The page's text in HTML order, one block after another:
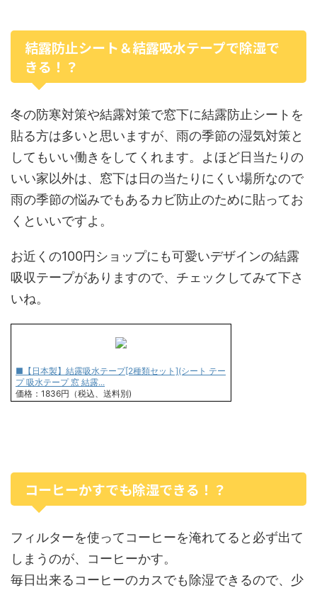
結露防止シート＆結露吸水テープで除湿で
きる！？
冬の防寒対策や結露対策で窓下に結露防止シートを
貼る方は多いと思いますが、雨の季節の湿気対策と
してもいい働きをしてくれます。よほど日当たりの
いい家以外は、窓下は日の当たりにくい場所なので
雨の季節の悩みでもあるカビ防止のために貼ってお
くといいですよ。
お近くの100円ショップにも可愛いデザインの結露
吸収テープがありますので、チェックしてみて下さ
いね。
■【日本製】結露吸水テープ[2種類セット](シート テー
プ 吸水テープ 窓 結露...
価格：1836円（税込、送料別)
コーヒーかすでも除湿できる！？
フィルターを使ってコーヒーを淹れてると必ず出て
しまうのが、コーヒーかす。
毎日出来るコーヒーのカスでも除湿できるので、少